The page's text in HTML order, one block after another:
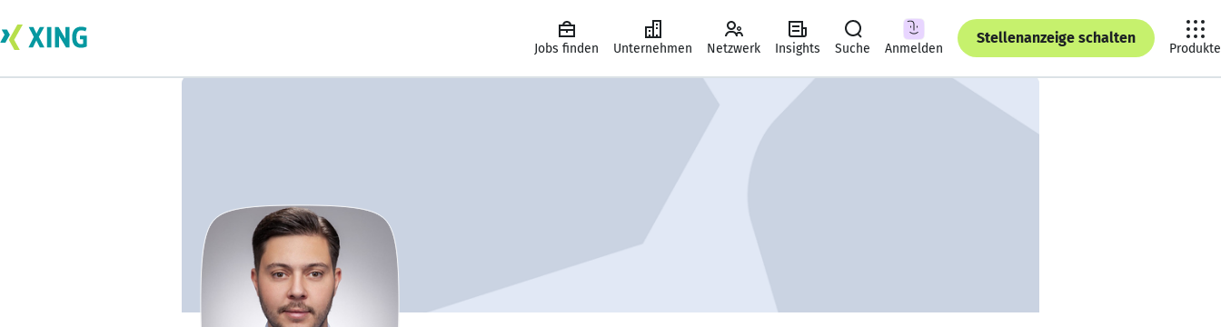
Jobs finden Unternehmen Netzwerk Insights Suche Anmelden
Stellenanzeige schalten
Produkte